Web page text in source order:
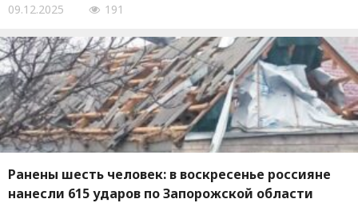
09.12.2025 191
Ранены шесть человек: в воскресенье россияне
нанесли 615 ударов по Запорожской области